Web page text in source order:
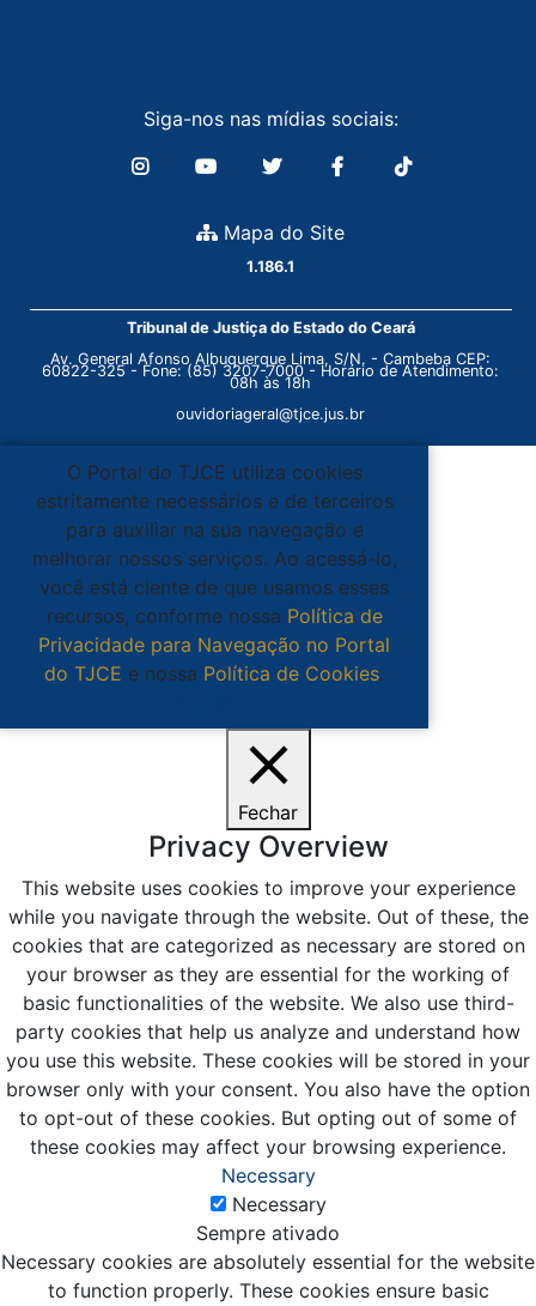
Siga-nos nas mídias sociais:
Mapa do Site
1.186.1
Tribunal de Justiça do Estado do Ceará
Av. General Afonso Albuquerque Lima, S/N. - Cambeba CEP:
60822-325 - Fone: (85) 3207-7000 - Horário de Atendimento:
08h às 18h
ouvidoriageral@tjce.jus.br
O Portal do TJCE utiliza cookies
estritamente necessários e de terceiros
para auxiliar na sua navegação e
melhorar nossos serviços. Ao acessá-lo,
você está ciente de que usamos esses
recursos, conforme nossa Política de
Privacidade para Navegação no Portal
do TJCE e nossa Política de Cookies.
Fechar
Privacy Overview
This website uses cookies to improve your experience
while you navigate through the website. Out of these, the
cookies that are categorized as necessary are stored on
your browser as they are essential for the working of
basic functionalities of the website. We also use third-
party cookies that help us analyze and understand how
you use this website. These cookies will be stored in your
browser only with your consent. You also have the option
to opt-out of these cookies. But opting out of some of
these cookies may affect your browsing experience.
Necessary
Necessary
Sempre ativado
Necessary cookies are absolutely essential for the website
to function properly. These cookies ensure basic